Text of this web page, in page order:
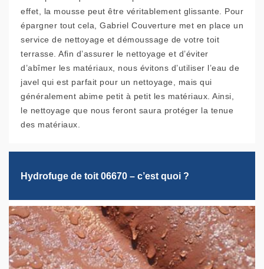
effet, la mousse peut être véritablement glissante. Pour
épargner tout cela, Gabriel Couverture met en place un
service de nettoyage et démoussage de votre toit
terrasse. Afin d’assurer le nettoyage et d’éviter
d’abîmer les matériaux, nous évitons d’utiliser l’eau de
javel qui est parfait pour un nettoyage, mais qui
généralement abime petit à petit les matériaux. Ainsi,
le nettoyage que nous feront saura protéger la tenue
des matériaux.
Hydrofuge de toit 06670 – c’est quoi ?